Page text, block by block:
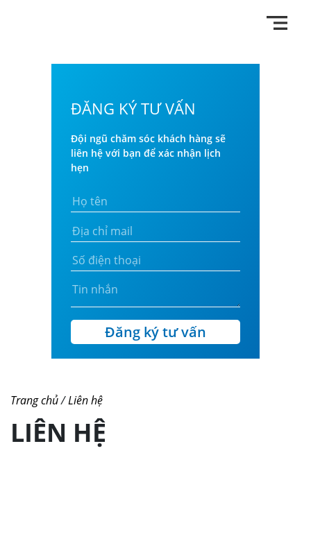
ĐĂNG KÝ TƯ VẤN
Đội ngũ chăm sóc khách hàng sẽ
liên hệ với bạn để xác nhận lịch
hẹn
Đăng ký tư vấn
Trang chủ/Liên hệ
LIÊN HỆ